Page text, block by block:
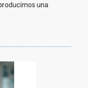
una